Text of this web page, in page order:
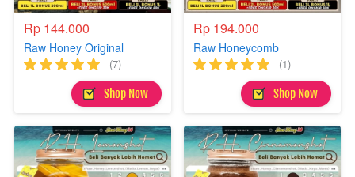
Rp 144.000
Raw Honey Original
(7)
` Shop Now
Rp 194.000
Raw Honeycomb
(1)
` Shop Now